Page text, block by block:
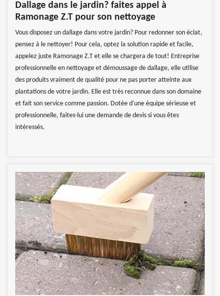
Dallage dans le jardin? faites appel à
Ramonage Z.T pour son nettoyage
Vous disposez un dallage dans votre jardin? Pour redonner son éclat,
pensez à le nettoyer! Pour cela, optez la solution rapide et facile,
appelez juste Ramonage Z.T et elle se chargera de tout! Entreprise
professionnelle en nettoyage et démoussage de dallage, elle utilise
des produits vraiment de qualité pour ne pas porter atteinte aux
plantations de votre jardin. Elle est très reconnue dans son domaine
et fait son service comme passion. Dotée d'une équipe sérieuse et
professionnelle, faites-lui une demande de devis si vous êtes
intéressés.